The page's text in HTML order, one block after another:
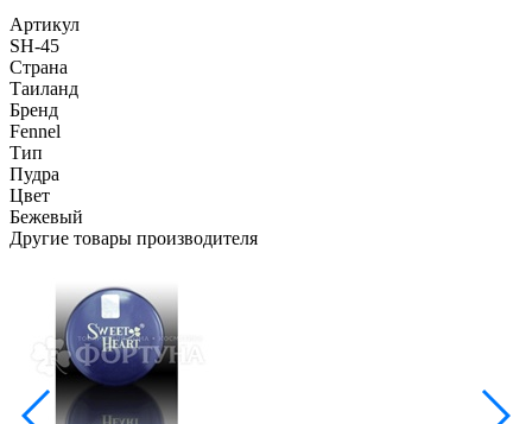
Артикул
SH-45
Страна
Таиланд
Бренд
Fennel
Тип
Пудра
Цвет
Бежевый
Другие товары производителя